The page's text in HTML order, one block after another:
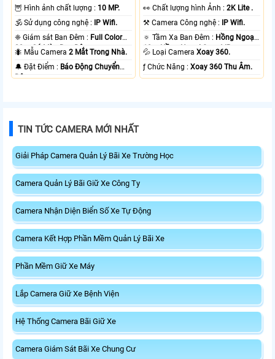
🦉 Hình ảnh chất lượng : 10 MP.
🕉️ Sử dụng công nghệ : IP Wifi.
❈ Giám sát Ban Đêm : Full Color
20m Có Màu Ban Ðêm.
🐜 Mẫu Camera2 Mắt Trong Nhà.
️🔔 Đặt Điểm : Báo Động Chuyển
Động.
️👀 Chất lượng hình Ảnh :2K Lite .
⚒ Camera Công nghệ : IP Wifi.
🔅 Tầm Xa Ban Đêm : Hồng Ngoại
10m Hồng Ngoại Smart IR.
💦 Loại CameraXoay 360.
️ƒ Chức Năng :Xoay 360 Thu Âm.
TIN TỨC CAMERA MỚI NHẤT
Giải Pháp Camera Quản Lý Bãi Xe Trường Học
Camera Quản Lý Bãi Giữ Xe Công Ty
Camera Nhận Diện Biển Số Xe Tự Động
Camera Kết Hợp Phần Mềm Quản Lý Bãi Xe
Phần Mềm Giữ Xe Máy
Lắp Camera Giữ Xe Bệnh Viện
Hệ Thống Camera Bãi Giữ Xe
Camera Giám Sát Bãi Xe Chung Cư